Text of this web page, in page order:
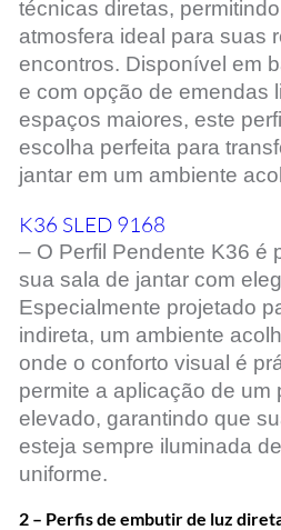
técnicas diretas,
atmosfera ideal para suas
encontros. Disponível em
e com opção de emendas
espaços maiores, este
escolha perfeita para
jantar em um ambiente
K36 SLED 9168
– O Perfil Pendente K36 é
sua sala de jantar com
Especialmente projetado
indireta, um ambiente
onde o conforto visual é
permite a aplicação de um
elevado, garantindo que
esteja sempre iluminada
uniforme.
2 – Perfis de embutir de luz